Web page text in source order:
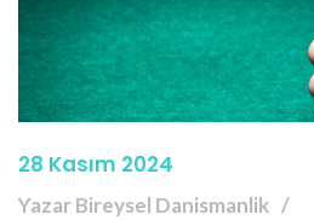
28 Kasım 2024
Yazar Bireysel Danismanlik